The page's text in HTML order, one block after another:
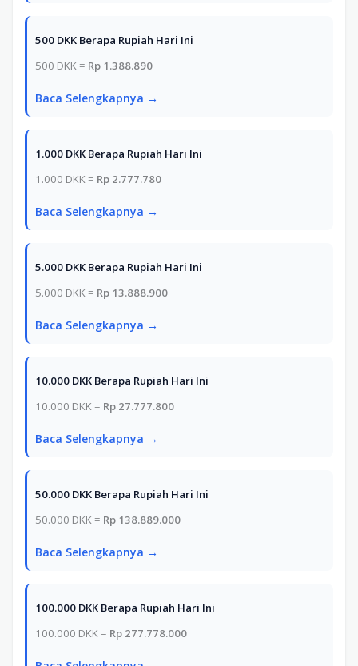
500 DKK Berapa Rupiah Hari Ini
500 DKK = Rp 1.388.890
Baca Selengkapnya →
1.000 DKK Berapa Rupiah Hari Ini
1.000 DKK = Rp 2.777.780
Baca Selengkapnya →
5.000 DKK Berapa Rupiah Hari Ini
5.000 DKK = Rp 13.888.900
Baca Selengkapnya →
10.000 DKK Berapa Rupiah Hari Ini
10.000 DKK = Rp 27.777.800
Baca Selengkapnya →
50.000 DKK Berapa Rupiah Hari Ini
50.000 DKK = Rp 138.889.000
Baca Selengkapnya →
100.000 DKK Berapa Rupiah Hari Ini
100.000 DKK = Rp 277.778.000